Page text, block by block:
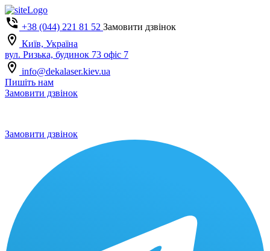
+38 (044) 221 81 52 Замовити дзвінок
Київ, Україна
вул. Ризька, будинок 73 офіс 7
info@dekalaser.kiev.ua
Пишіть нам
Замовити дзвінок
Замовити дзвінок